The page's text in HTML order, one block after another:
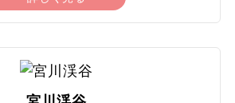
カルデラ南部の「南郷谷」を隔てて
九州山地北端の山々が並んで見えま
種「ミヤマキリシマ」が咲き誇り、
道が人気です。阿蘇火山博物館から